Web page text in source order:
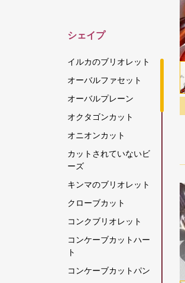
ット
カルセドニーの宝石
ライト
グリーンアパタイト
グリーンアメジスト
グリーンオニキス
グリーンカイヤナイト
グリーンストロベリー
クォーツ
グリーンモスクォーツ
クリスタルジェムスト
ーン
クリソコラの原石
クリソプレーズ宝石
シェイプ
イルカのブリオレット
オーバルファセット
オーバルプレーン
オクタゴンカット
オニオンカット
カットされていないビ
ーズ
キンマのブリオレット
クローブカット
コンクブリオレット
コンケーブカットハー
ト
コンケーブカットパン